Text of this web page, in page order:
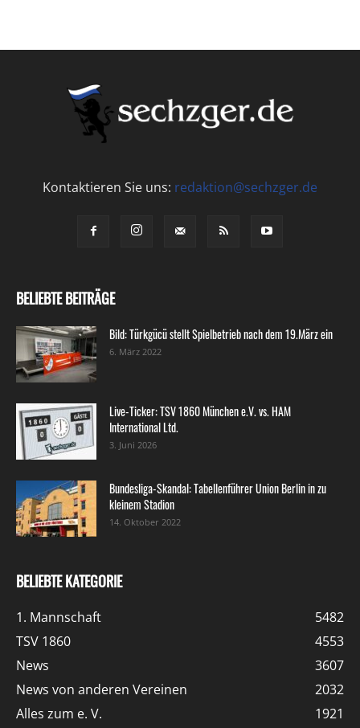
Kontaktieren Sie uns: redaktion@sechzger.de
BELIEBTE BEITRÄGE
Bild: Türkgücü stellt Spielbetrieb nach dem 19.März ein
6. März 2022
Live-Ticker: TSV 1860 München e.V. vs. HAM
International Ltd.
3. Juni 2026
Bundesliga-Skandal: Tabellenführer Union Berlin in zu
kleinem Stadion
14. Oktober 2022
BELIEBTE KATEGORIE
1. Mannschaft
5482
TSV 1860
4553
News
3607
News von anderen Vereinen
2032
Alles zum e. V.
1921